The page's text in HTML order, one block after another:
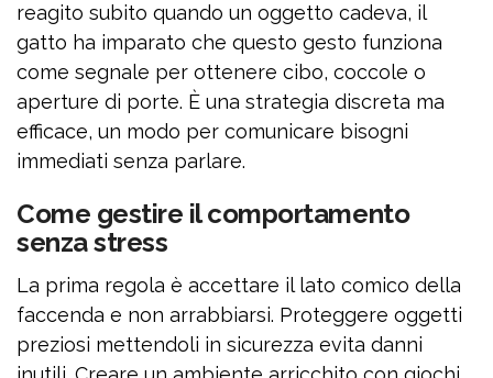
reagito subito quando un oggetto cadeva, il
gatto ha imparato che questo gesto funziona
come segnale per ottenere cibo, coccole o
aperture di porte. È una strategia discreta ma
efficace, un modo per comunicare bisogni
immediati senza parlare.
Come gestire il comportamento
senza stress
La prima regola è accettare il lato comico della
faccenda e non arrabbiarsi. Proteggere oggetti
preziosi mettendoli in sicurezza evita danni